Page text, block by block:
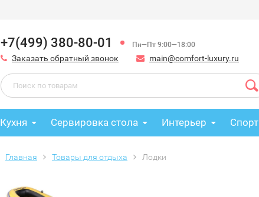
+7(499) 380-80-01 Пн—Пт 9:00—18:00
Заказать обратный звонок main@comfort-luxury.ru
Кухня Сервировка стола Интерьер Спорт
Главная Товары для отдыха Лодки